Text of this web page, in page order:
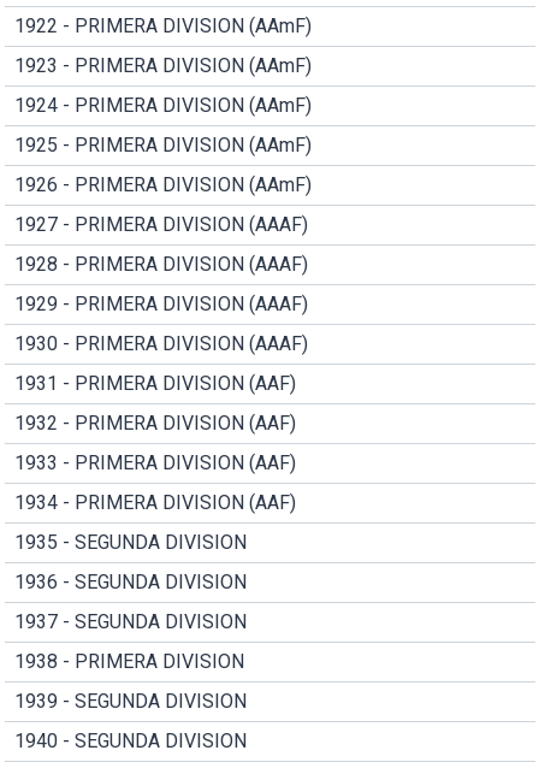
1922 - PRIMERA DIVISION (AAmF)
1923 - PRIMERA DIVISION (AAmF)
1924 - PRIMERA DIVISION (AAmF)
1925 - PRIMERA DIVISION (AAmF)
1926 - PRIMERA DIVISION (AAmF)
1927 - PRIMERA DIVISION (AAAF)
1928 - PRIMERA DIVISION (AAAF)
1929 - PRIMERA DIVISION (AAAF)
1930 - PRIMERA DIVISION (AAAF)
1931 - PRIMERA DIVISION (AAF)
1932 - PRIMERA DIVISION (AAF)
1933 - PRIMERA DIVISION (AAF)
1934 - PRIMERA DIVISION (AAF)
1935 - SEGUNDA DIVISION
1936 - SEGUNDA DIVISION
1937 - SEGUNDA DIVISION
1938 - PRIMERA DIVISION
1939 - SEGUNDA DIVISION
1940 - SEGUNDA DIVISION